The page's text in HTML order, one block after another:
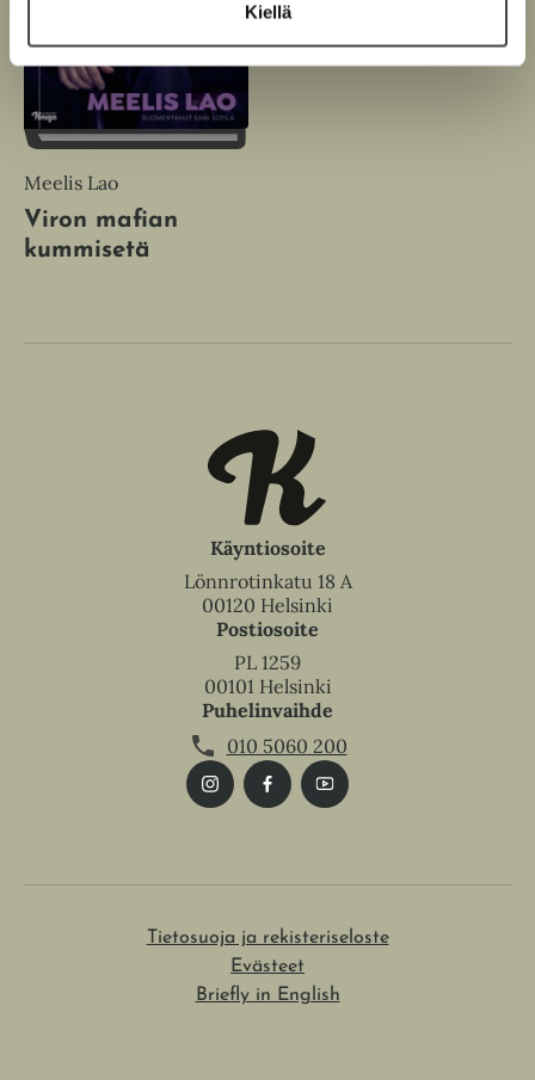
Kiellä
Meelis Lao
Viron mafian
kummisetä
Käyntiosoite
Lönnrotinkatu 18 A
00120 Helsinki
Postiosoite
PL 1259
00101 Helsinki
Puhelinvaihde
010 5060 200
Tietosuoja ja rekisteriseloste
Evästeet
Briefly in English